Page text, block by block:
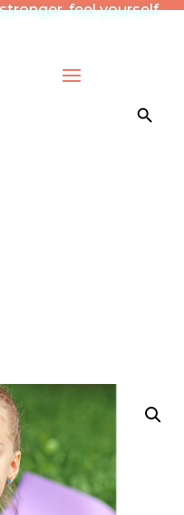
feel yourself.